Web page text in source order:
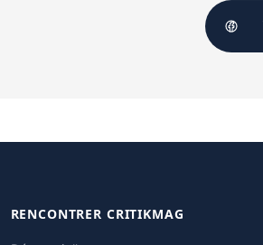
RENCONTRER CRITIKMAG